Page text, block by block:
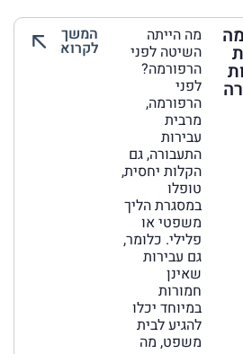
מה הייתה
השיטה לפני
הרפורמה?
לפני
הרפורמה,
מרבית
עבירות
התעבורה, גם
הקלות יחסית,
טופלו
במסגרת הליך
משפטי או
פלילי. כלומר,
גם עבירות
שאינן
חמורות
במיוחד יכלו
להגיע לבית
משפט, מה
המשך
לקרוא